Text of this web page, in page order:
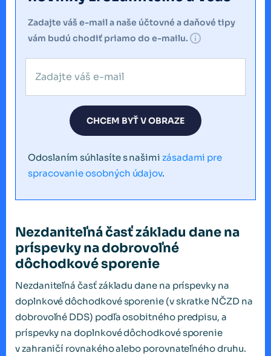
Zadajte váš e-mail a naše účtovné a daňové tipy
vám budú chodiť priamo do e-mailu.
CHCEM BYŤ V OBRAZE
Odoslaním súhlasíte s našimi zásadami pre
spracovanie osobných údajov.
Nezdaniteľná časť základu dane na
príspevky na dobrovoľné
dôchodkové sporenie
Nezdaniteľná časť základu dane na príspevky na
doplnkové dôchodkové sporenie (v skratke NČZD na
dobrovoľné DDS) podľa osobitného predpisu, a
príspevky na doplnkové dôchodkové sporenie
v zahraničí rovnakého alebo porovnateľného druhu.